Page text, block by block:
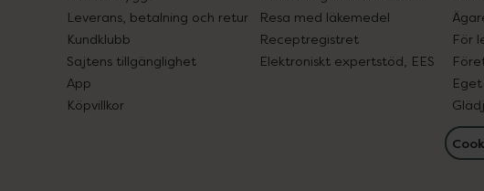
Leverans, betalning och retur
Kundklubb
Sajtens tillgänglighet
App
Köpvillkor
Resa med läkemedel
Receptregistret
Elektroniskt expertstöd, EES
För